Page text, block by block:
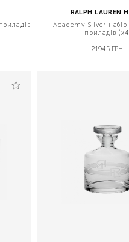
RALPH LAUREN
Academy Silver набір
приладів
21945 ГРН